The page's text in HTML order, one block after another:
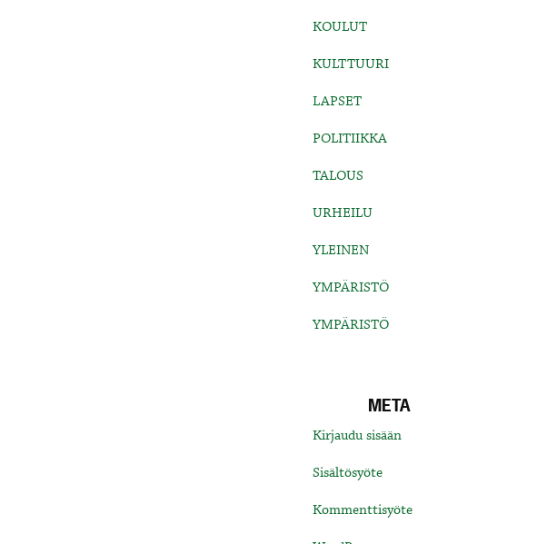
KOULUT
KULTTUURI
LAPSET
POLITIIKKA
TALOUS
URHEILU
YLEINEN
YMPÄRISTÖ
YMPÄRISTÖ
META
Kirjaudu sisään
Sisältösyöte
Kommenttisyöte